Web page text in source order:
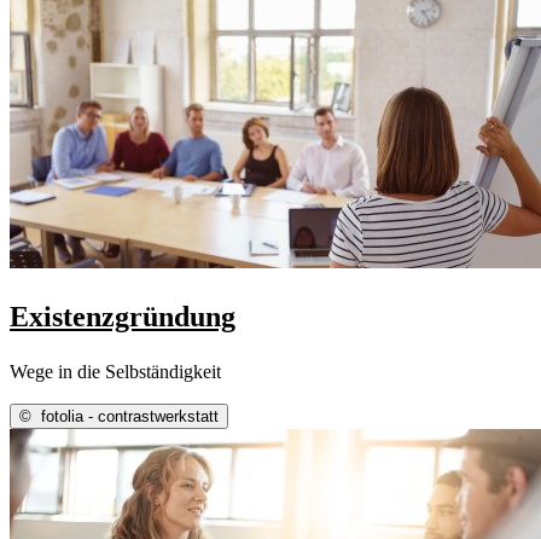
Existenzgründung
Wege in die Selbständigkeit
© fotolia - contrastwerkstatt